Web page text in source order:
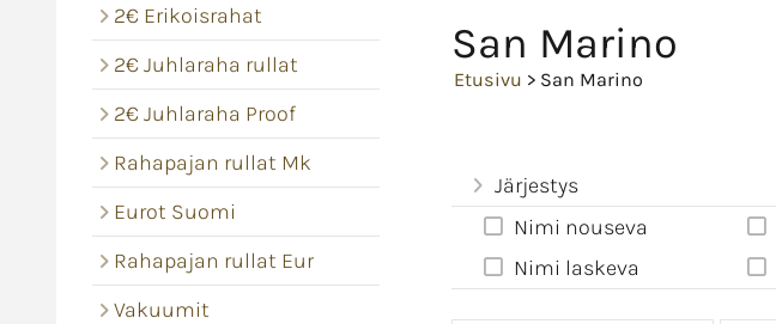
2€ Erikoisrahat
2€ Juhlaraha rullat
2€ Juhlaraha Proof
Rahapajan rullat Mk
Eurot Suomi
Rahapajan rullat Eur
Vakuumit
San Marino
Etusivu > San Marino
Järjestys
Nimi nouseva
Nimi laskeva